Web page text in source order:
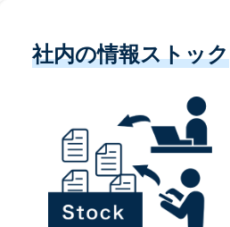
社内の情報ストック